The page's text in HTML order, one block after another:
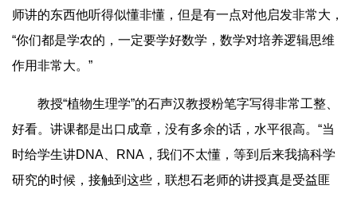
师讲的东西他听得似懂非懂，但是有一点对他启发非常大，
“你们都是学农的，一定要学好数学，数学对培养逻辑思维
作用非常大。”
教授“植物生理学”的石声汉教授粉笔字写得非常工整、
好看。讲课都是出口成章，没有多余的话，水平很高。“当
时给学生讲DNA、RNA，我们不太懂，等到后来我搞科学
研究的时候，接触到这些，联想石老师的讲授真是受益匪